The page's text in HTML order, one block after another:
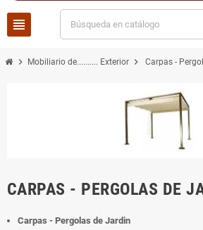
view_headline
chevron_right Mobiliario de.......... Exterior chevron_right Carpas -
CARPAS - PERGOLAS DE
Carpas - Pergolas de Jardin